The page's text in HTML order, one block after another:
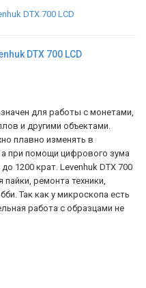
DTX 700 LCD
для работы с монетами,
и другими объектами.
плавно изменять в
а при помощи цифрового зума
1200 крат. Levenhuk DTX 700
ремонта техники,
Так как у микроскопа есть
работа с образцами не